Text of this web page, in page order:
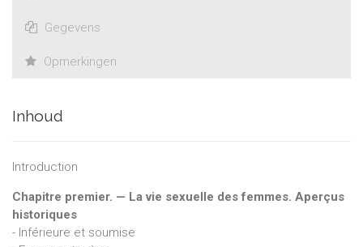
Gegevens
Opmerkingen
Inhoud
Introduction
Chapitre premier. — La vie sexuelle des femmes. Aperçus
historiques
- Inférieure et soumise